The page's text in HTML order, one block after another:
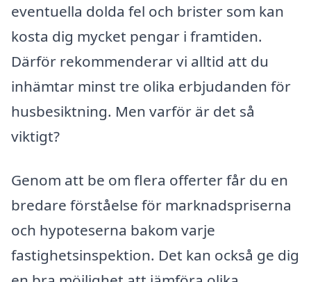
eventuella dolda fel och brister som kan
kosta dig mycket pengar i framtiden.
Därför rekommenderar vi alltid att du
inhämtar minst tre olika erbjudanden för
husbesiktning. Men varför är det så
viktigt?
Genom att be om flera offerter får du en
bredare förståelse för marknadspriserna
och hypoteserna bakom varje
fastighetsinspektion. Det kan också ge dig